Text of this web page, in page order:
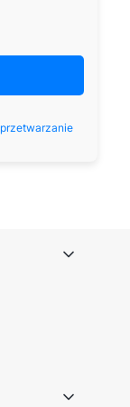
przetwarzanie